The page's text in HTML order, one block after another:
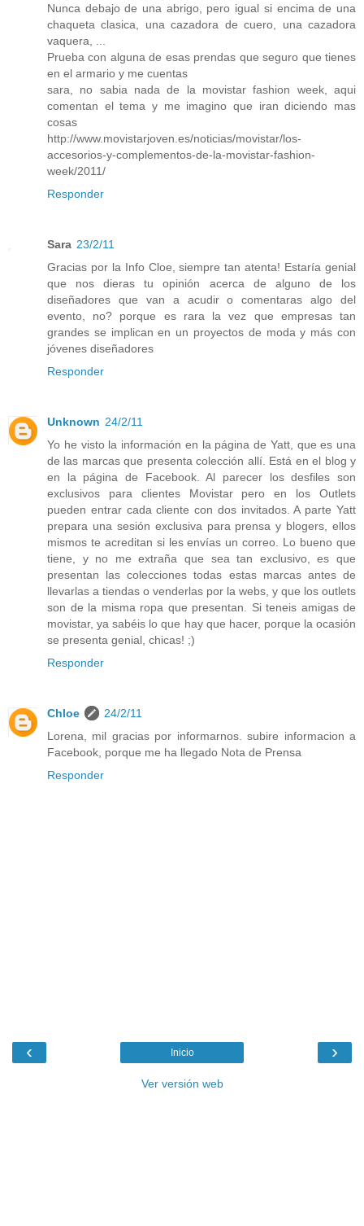
Nunca debajo de una abrigo, pero igual si encima de una
chaqueta clasica, una cazadora de cuero, una cazadora
vaquera, ...
Prueba con alguna de esas prendas que seguro que tienes
en el armario y me cuentas
sara, no sabia nada de la movistar fashion week, aqui
comentan el tema y me imagino que iran diciendo mas
cosas
http://www.movistarjoven.es/noticias/movistar/los-
accesorios-y-complementos-de-la-movistar-fashion-
week/2011/
Responder
Sara 23/2/11
Gracias por la Info Cloe, siempre tan atenta! Estaría genial
que nos dieras tu opinión acerca de alguno de los
diseñadores que van a acudir o comentaras algo del
evento, no? porque es rara la vez que empresas tan
grandes se implican en un proyectos de moda y más con
jóvenes diseñadores
Responder
Unknown 24/2/11
Yo he visto la información en la página de Yatt, que es una
de las marcas que presenta colección allí. Está en el blog y
en la página de Facebook. Al parecer los desfiles son
exclusivos para clientes Movistar pero en los Outlets
pueden entrar cada cliente con dos invitados. A parte Yatt
prepara una sesión exclusiva para prensa y blogers, ellos
mismos te acreditan si les envías un correo. Lo bueno que
tiene, y no me extraña que sea tan exclusivo, es que
presentan las colecciones todas estas marcas antes de
llevarlas a tiendas o venderlas por la webs, y que los outlets
son de la misma ropa que presentan. Si teneis amigas de
movistar, ya sabéis lo que hay que hacer, porque la ocasión
se presenta genial, chicas! ;)
Responder
Chloe
24/2/11
Lorena, mil gracias por informarnos. subire informacion a
Facebook, porque me ha llegado Nota de Prensa
Responder
‹ ›
Inicio
Ver versión web